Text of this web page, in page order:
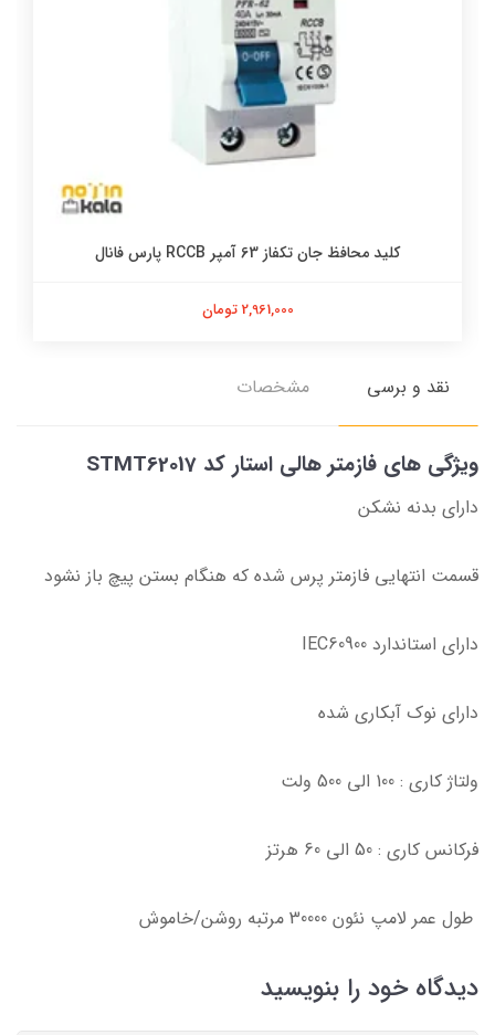
کلید محافظ جان تکفاز 63 آمپر RCCB پارس فانال
2,961,000 تومان
نقد و برسی مشخصات
ویژگی های فازمتر هالی استار کد STMT62017
دارای بدنه نشکن
قسمت انتهایی فازمتر پرس شده که هنگام بستن پیچ باز نشود
دارای استاندارد IEC60900
دارای نوک آبکاری شده
ولتاژ کاری : 100 الی 500 ولت
فرکانس کاری : 50 الی 60 هرتز
طول عمر لامپ نئون 30000 مرتبه روشن/خاموش
دیدگاه خود را بنویسید